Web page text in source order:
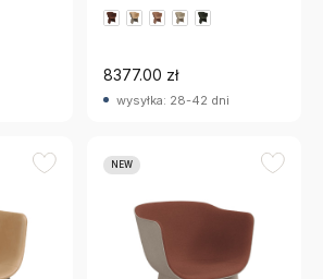
8377.00 zł
wysyłka: 28-42 dni
NEW